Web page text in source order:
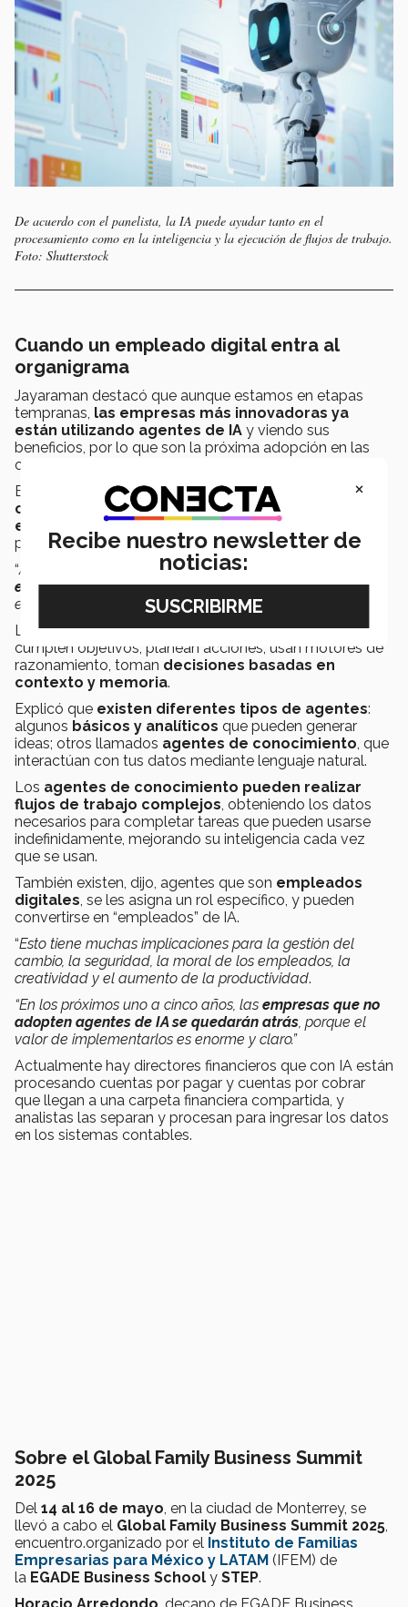
De acuerdo con el panelista, la IA puede ayudar tanto en el
procesamiento como en la inteligencia y la ejecución de flujos de trabajo.
Foto: Shutterstock
Cuando un empleado digital entra al
organigrama
Jayaraman destacó que aunque estamos en etapas
tempranas, las empresas más innovadoras ya
están utilizando agentes de IA y viendo sus
beneficios, por lo que son la próxima adopción en las
organizaciones.
Estas nuevas identidades digitalesactúan y se
comportan como humanos en un entorno
empresarialo en cualquier otro, y no solo entienden y
procesan datos, sino que también pueden actuar.
“Ahora un agente de
IA puede recibir instrucciones
específicas y hacer todas esas tareas por ti, y
entregarte un resultado”, dijo.
Losagentes son entidades desoftwareque
cumplen objetivos, planean acciones, usan motores de
razonamiento, toman decisiones basadas en
contexto y memoria.
Explicó que existen diferentes tipos de agentes:
algunos básicos y analíticos que pueden generar
ideas; otros llamados agentes de conocimiento , que
interactúan con tus datos mediante lenguaje natural.
Los agentes de conocimiento pueden realizar
flujos de trabajo complejos , obteniendo los datos
necesarios para completar tareas que pueden usarse
indefinidamente, mejorando su inteligencia cada vez
que se usan.
También existen, dijo, agentes que son empleados
digitales , se les asigna un rol específico, y pueden
convertirse en “empleados” de IA.
“Esto tiene muchas implicaciones para la gestión del
cambio, la seguridad, la moral de los empleados, la
creatividad y el aumento de la productividad.
“En los próximos uno a cinco años, las empresas que no
adopten agentes de IA se quedarán atrás , porque el
valor de implementarlos es enorme y claro.”
Actualmente hay directores financieros que con IA están
procesando cuentas por pagar y cuentas por cobrar
que llegan a una carpeta financiera compartida, y
analistas las separan y procesan para ingresar los datos
en los sistemas contables.
Sobre el Global Family Business Summit
2025
Del 14 al 16 de mayo, en la ciudad de Monterrey, se
llevó a cabo el Global Family Business Summit 2025,
encuentro.organizado por el Instituto de Familias
Empresarias para México y LATAM (IFEM) de
la EGADE Business School y STEP.
×
Recibe nuestro newsletter de
noticias: